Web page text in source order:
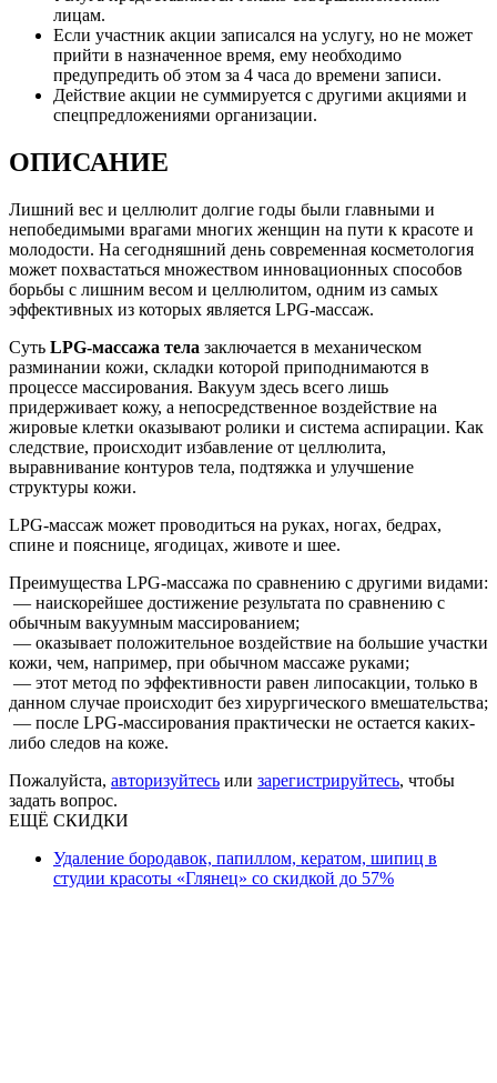
лицам.
Если участник акции записался на услугу, но не может
прийти в назначенное время, ему необходимо
предупредить об этом за 4 часа до времени записи.
Действие акции не суммируется с другими акциями и
спецпредложениями организации.
ОПИСАНИЕ
Лишний вес и целлюлит долгие годы были главными и
непобедимыми врагами многих женщин на пути к красоте и
молодости. На сегодняшний день современная косметология
может похвастаться множеством инновационных способов
борьбы с лишним весом и целлюлитом, одним из самых
эффективных из которых является LPG-массаж.
Суть LPG-массажа тела заключается в механическом
разминании кожи, складки которой приподнимаются в
процессе массирования. Вакуум здесь всего лишь
придерживает кожу, а непосредственное воздействие на
жировые клетки оказывают ролики и система аспирации. Как
следствие, происходит избавление от целлюлита,
выравнивание контуров тела, подтяжка и улучшение
структуры кожи.
LPG-массаж может проводиться на руках, ногах, бедрах,
спине и пояснице, ягодицах, животе и шее.
Преимущества LPG-массажа по сравнению с другими видами:
— наискорейшее достижение результата по сравнению с
обычным вакуумным массированием;
— оказывает положительное воздействие на большие участки
кожи, чем, например, при обычном массаже руками;
— этот метод по эффективности равен липосакции, только в
данном случае происходит без хирургического вмешательства;
— после LPG-массирования практически не остается каких-
либо следов на коже.
Пожалуйста, авторизуйтесь или зарегистрируйтесь, чтобы
задать вопрос.
ЕЩЁ СКИДКИ
Удаление бородавок, папиллом, кератом, шипиц в
студии красоты «Глянец» со скидкой до 57%